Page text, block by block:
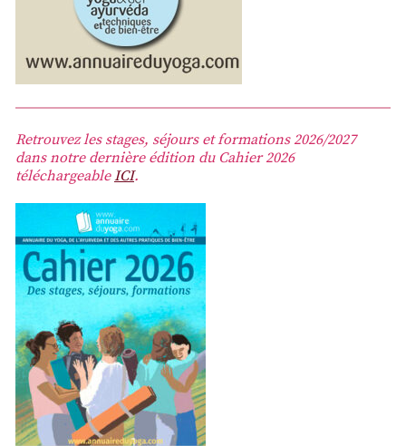
Retrouvez les stages, séjours et formations 2026/2027
dans notre dernière édition du Cahier 2026
téléchargeableICI.